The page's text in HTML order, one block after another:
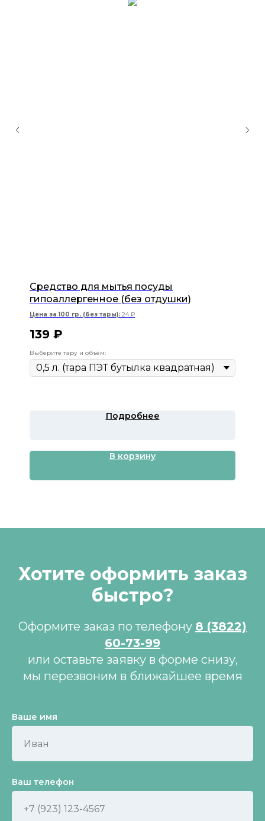
Средство для мытья посуды
гипоаллергенное (без отдушки)
Цена за 100 гр. (без тары): 24 ₽
139 ₽
Выберите тару и объём:
Подробнее
В корзину
Хотите оформить заказ
быстро?
Оформите заказ по телефону 8 (3822)
60-73-99
или оставьте заявку в форме снизу,
мы перезвоним в ближайшее время
Ваше имя
Ваш телефон